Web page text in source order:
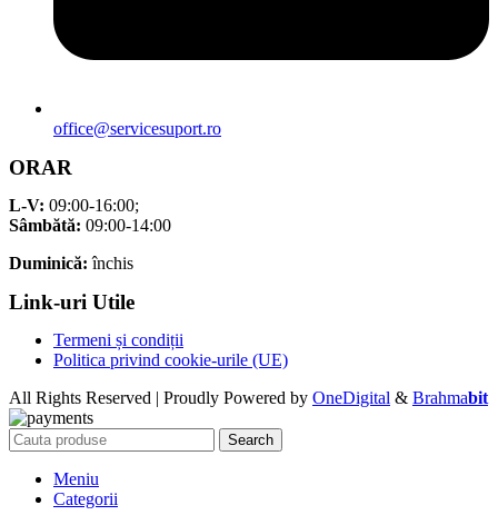
office@servicesuport.ro
ORAR
L-V: 09:00-16:00;
Sâmbătă: 09:00-14:00
Duminică: închis
Link-uri Utile
Termeni și condiții
Politica privind cookie-urile (UE)
All Rights Reserved | Proudly Powered by OneDigital & Brahmabit
Search
Meniu
Categorii